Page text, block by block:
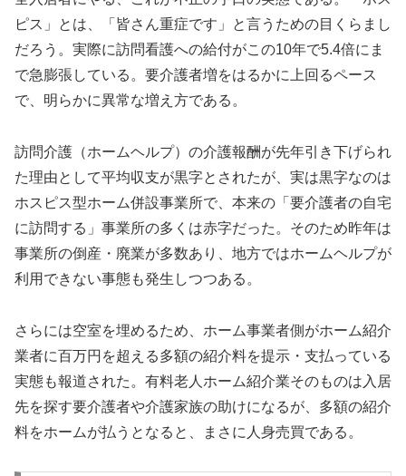
ピス」とは、「皆さん重症です」と言うための目くらまし
だろう。実際に訪問看護への給付がこの10年で5.4倍にま
で急膨張している。要介護者増をはるかに上回るペース
で、明らかに異常な増え方である。
訪問介護（ホームヘルプ）の介護報酬が先年引き下げられ
た理由として平均収支が黒字とされたが、実は黒字なのは
ホスピス型ホーム併設事業所で、本来の「要介護者の自宅
に訪問する」事業所の多くは赤字だった。そのため昨年は
事業所の倒産・廃業が多数あり、地方ではホームヘルプが
利用できない事態も発生しつつある。
さらには空室を埋めるため、ホーム事業者側がホーム紹介
業者に百万円を超える多額の紹介料を提示・支払っている
実態も報道された。有料老人ホーム紹介業そのものは入居
先を探す要介護者や介護家族の助けになるが、多額の紹介
料をホームが払うとなると、まさに人身売買である。